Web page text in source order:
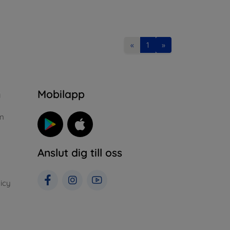
« 1 »
Mobilapp
Anslut dig till oss